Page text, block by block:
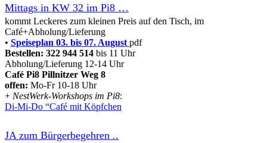
Mittags in KW 32 im Pi8 …
kommt Leckeres zum kleinen Preis auf den Tisch, im
Café+Abholung/Lieferung
• Speiseplan 03. bis 07. August pdf
Bestellen: 322 944 514 bis 11 Uhr
Abholung/Lieferung 12-14 Uhr
Café Pi8 Pillnitzer Weg 8
offen: Mo-Fr 10-18 Uhr
+ NestWerk-Workshops im Pi8:
Di-Mi-Do “Café mit Köpfchen
JA zum Bürgerbegehren ..